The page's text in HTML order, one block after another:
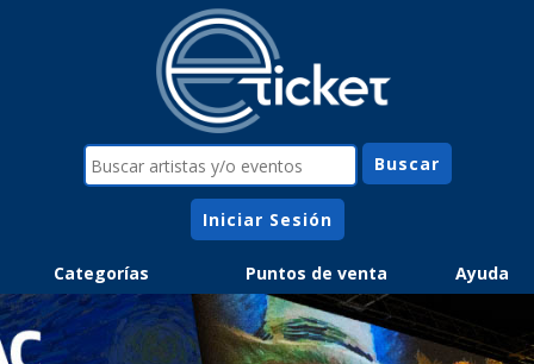
Iniciar Sesión
Categorías Puntos de venta Ayuda